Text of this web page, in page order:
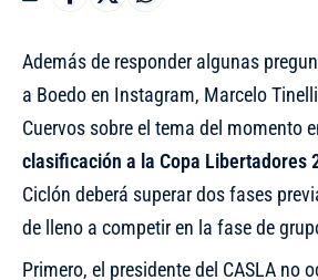
Además de responder algunas
a Boedoen Instagram, Marcelo
Cuervos sobre el tema del momento
clasificación a la Copa Libertadores
Ciclón deberá superar dos fases
de lleno a competir en la fase de
Primero, el presidente del CASLA no